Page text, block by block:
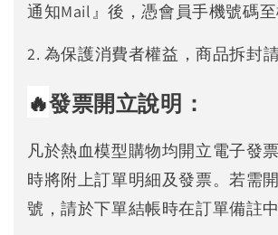
通知Mail』後，憑會員手機號碼至
2. 為保護消費者權益，商品拆封請
🔥發票開立說明：
凡於熱血模型購物均開立電子發
時將附上訂單明細及發票。若需
號，請於下單結帳時在訂單備註中